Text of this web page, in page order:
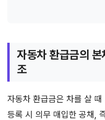
자동차 환급금의
조
자동차 환급금은 차를 살
등록 시 의무 매입한 공채,